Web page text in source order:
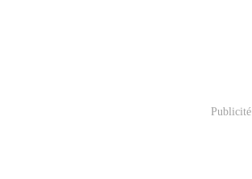
Publicité